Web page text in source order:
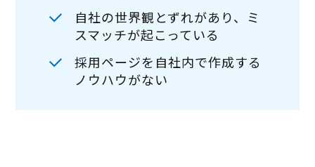
自社の世界観とずれがあり、ミ
スマッチが起こっている
採用ページを自社内で作成する
ノウハウがない